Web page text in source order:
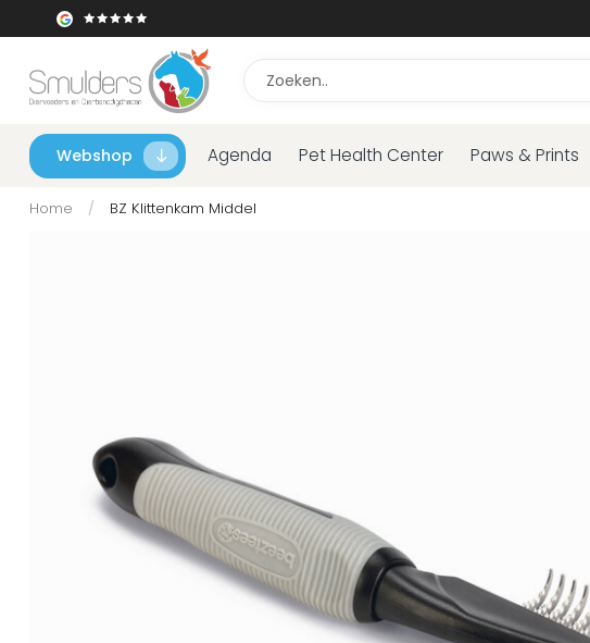
Webshop Agenda Pet Health Center Paws & Prints
Home / BZ Klittenkam Middel